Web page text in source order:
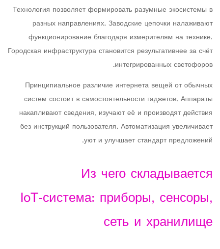
Технология позволяет формировать разумные экосистемы в
разных направлениях. Заводские цепочки налаживают
функционирование благодаря измерителям на технике.
Городская инфраструктура становится результативнее за счёт
интегрированных светофоров.
Принципиальное различие интернета вещей от обычных
систем состоит в самостоятельности гаджетов. Аппараты
накапливают сведения, изучают её и производят действия
без инструкций пользователя. Автоматизация увеличивает
уют и улучшает стандарт предложений.
Из чего складывается
IoT‑система: приборы, сенсоры,
сеть и хранилище